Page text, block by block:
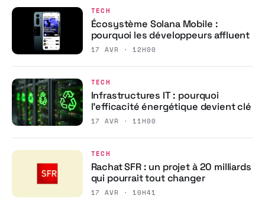
TECH
Écosystème Solana Mobile :
pourquoi les développeurs affluent
17 AVR · 12H00
TECH
Infrastructures IT : pourquoi
l’efficacité énergétique devient clé
17 AVR · 11H00
TECH
Rachat SFR : un projet à 20 milliards
qui pourrait tout changer
17 AVR · 10H41